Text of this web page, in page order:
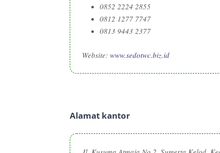
0852 2224 2855
0812 1277 7747
0813 9443 2377
Website: www.sedotwc.biz.id
Alamat kantor